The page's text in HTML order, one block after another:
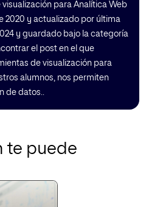
para Analítica Web
2020 y actualizado por última
y guardado bajo la categoría
el post en el que
de visualización para
alumnos, nos permiten
de datos..
te puede